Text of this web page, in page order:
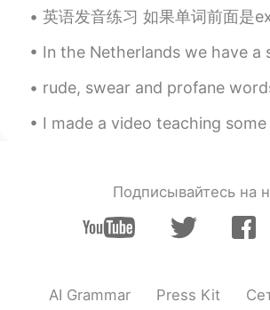
また、都は の所 また
を開けないと、 “またと”っ
聞こえるかもしれない！け
EN JPCN繁 DE
captain54
EN
EN JPCN繁 DE
英语发音练习 如果单词前面是ex, 重音在第二个音节。第一个音节，第三个音节都可以说快点。比如： Exam 连读eg-
In the Netherlands we have a saying: "April does what it wants".
rude, swear and profane words are like sunglasses not every one
I made a video teaching some basic Halloween vocabulary words such as
Подписывайтесь на
AI Grammar Press Kit